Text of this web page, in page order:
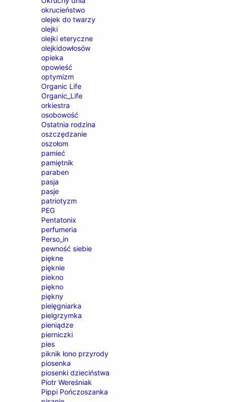
okrucieństwo
olejek do twarzy
olejki
olejki eteryczne
olejkidowłosów
opieka
opowieść
optymizm
Organic Life
Organic_Life
orkiestra
osobowość
Ostatnia rodzina
oszczędzanie
oszołom
pamieć
pamiętnik
paraben
pasja
pasje
patriotyzm
PEG
Pentatonix
perfumeria
Perso_in
pewność siebie
piękne
pięknie
piekno
piękno
piękny
pielęgniarka
pielgrzymka
pieniądze
pierniczki
pies
piknik łono przyrody
piosenka
piosenki dzieciństwa
Piotr Wereśniak
Pippi Pończoszanka